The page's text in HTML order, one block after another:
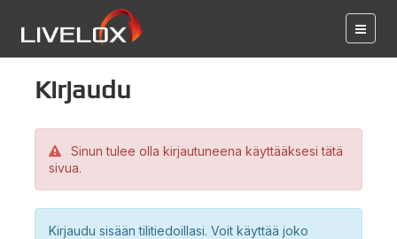
Kirjaudu
Sinun tulee olla kirjautuneena käyttääksesi tätä
sivua.
Kirjaudu sisään tilitiedoillasi. Voit käyttää joko